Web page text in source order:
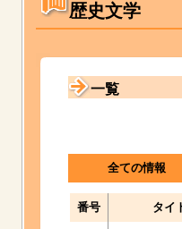
歴史文学
一覧
全ての情報
番号 タイ